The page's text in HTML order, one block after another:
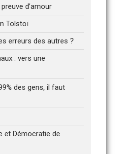
d’amour
Tolstoï
erreurs des autres ?
: vers une
des gens, il faut
et Démocratie de